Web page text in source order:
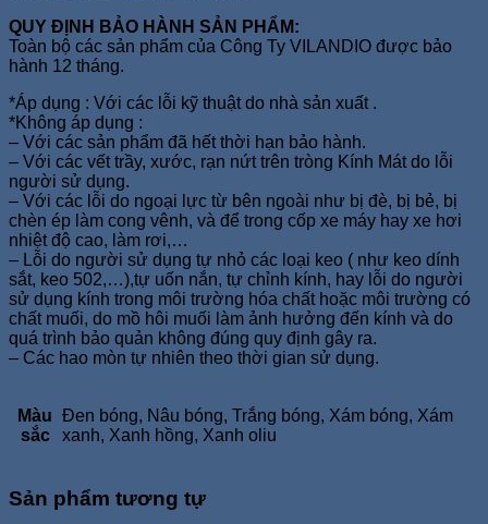
QUY ĐỊNH BẢO HÀNH SẢN PHẨM:
Toàn bộ các sản phẩm của Công Ty VILANDIO được bảo
hành 12 tháng.
*Áp dụng : Với các lỗi kỹ thuật do nhà sản xuất .
*Không áp dụng :
– Với các sản phẩm đã hết thời hạn bảo hành.
– Với các vết trầy, xước, rạn nứt trên tròng Kính Mát do lỗi
người sử dụng.
– Với các lỗi do ngoại lực từ bên ngoài như bị đè, bị bẻ, bị
chèn ép làm cong vênh, và để trong cốp xe máy hay xe hơi
nhiệt độ cao, làm rơi,…
– Lỗi do người sử dụng tự nhỏ các loại keo ( như keo dính
sắt, keo 502,…),tự uốn nắn, tự chỉnh kính, hay lỗi do người
sử dụng kính trong môi trường hóa chất hoặc môi trường có
chất muối, do mồ hôi muối làm ảnh hưởng đến kính và do
quá trình bảo quản không đúng quy định gây ra.
– Các hao mòn tự nhiên theo thời gian sử dụng.
Màu
sắc
Đen bóng, Nâu bóng, Trắng bóng, Xám bóng, Xám
xanh, Xanh hồng, Xanh oliu
Sản phẩm tương tự